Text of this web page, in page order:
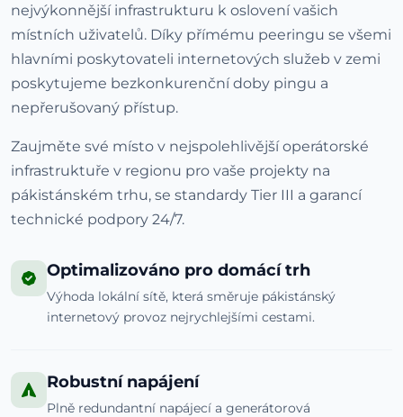
nejvýkonnější infrastrukturu k oslovení vašich
místních uživatelů. Díky přímému peeringu se všemi
hlavními poskytovateli internetových služeb v zemi
poskytujeme bezkonkurenční doby pingu a
nepřerušovaný přístup.
Zaujměte své místo v nejspolehlivější operátorské
infrastruktuře v regionu pro vaše projekty na
pákistánském trhu, se standardy Tier III a garancí
technické podpory 24/7.
Optimalizováno pro domácí trh
Výhoda lokální sítě, která směruje pákistánský
internetový provoz nejrychlejšími cestami.
Robustní napájení
Plně redundantní napájecí a generátorová